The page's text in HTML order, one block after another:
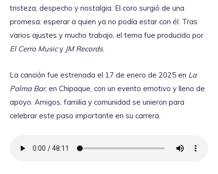
tristeza, despecho y nostalgia. El coro surgió de una
promesa: esperar a quien ya no podía estar con él. Tras
varios ajustes y mucho trabajo, el tema fue producido por
El Cerro Musicy JM Records.
La canción fue estrenada el 17 de enero de 2025 en La
Palma Bar, en Chipaque, con un evento emotivo y lleno de
apoyo. Amigos, familia y comunidad se unieron para
celebrar este paso importante en su carrera.